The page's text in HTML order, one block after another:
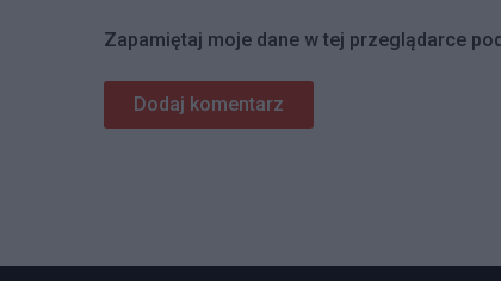
Zapamiętaj moje dane w tej przeglądarce